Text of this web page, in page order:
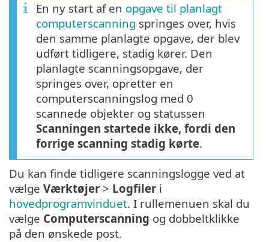
En ny start af en opgave til planlagt
computerscanning springes over, hvis
den samme planlagte opgave, der blev
udført tidligere, stadig kører. Den
planlagte scanningsopgave, der
springes over, opretter en
computerscanningslog med 0
scannede objekter og statussen
Scanningen startede ikke, fordi den
forrige scanning stadig kørte.
Du kan finde tidligere scanningslogge ved at
vælge Værktøjer > Logfiler i
hovedprogramvinduet. I rullemenuen skal du
vælge Computerscanning og dobbeltklikke
på den ønskede post.